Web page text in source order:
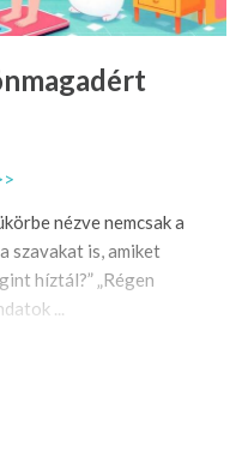
nézve nemcsak a
szavakat is, amiket
híztál?” „Régen
...